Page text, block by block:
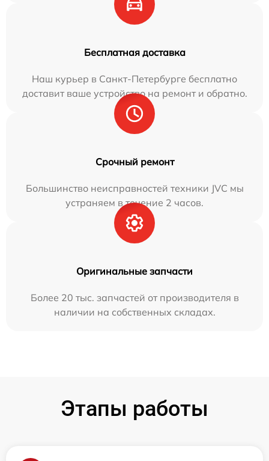
Бесплатная доставка
Наш курьер в Санкт-Петербурге бесплатно
доставит ваше устройство на ремонт и обратно.
Срочный ремонт
Большинство неисправностей техники JVC мы
устраняем в течение 2 часов.
Оригинальные запчасти
Более 20 тыс. запчастей от производителя в
наличии на собственных складах.
Этапы работы